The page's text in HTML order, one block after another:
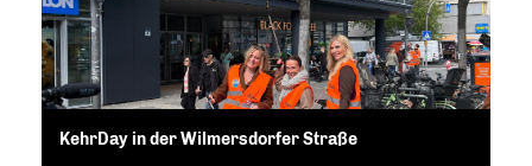
KehrDay in der Wilmersdorfer Straße